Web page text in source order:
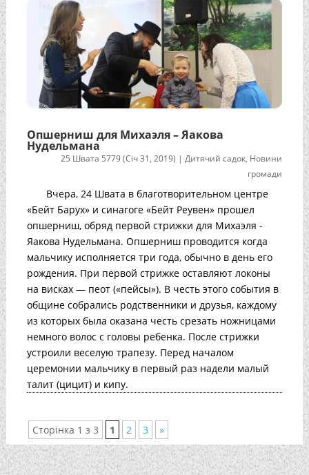
Опшерниш для Михаэля – Яакова
Нудельмана
25 Швата 5779 (Січ 31, 2019) |Дитячий садок, Новини
громади
Вчера, 24 Швата в благотворительном центре
«Бейт Барух» и синагоге «Бейт Реувен» прошел
опшерниш, обряд первой стрижки для Михаэля -
Яакова Нудельмана. Опшерниш проводится когда
мальчику исполняется три года, обычно в день его
рождения. При первой стрижке оставляют локоны
на висках — пеот («пейсы»). В честь этого события в
общине собрались родственники и друзья, каждому
из которых была оказана честь срезать ножницами
немного волос с головы ребенка. После стрижки
устроили веселую трапезу. Перед началом
церемонии мальчику в первый раз надели малый
талит (цицит) и кипу.
Сторінка 1 з 3 1 2 3 »